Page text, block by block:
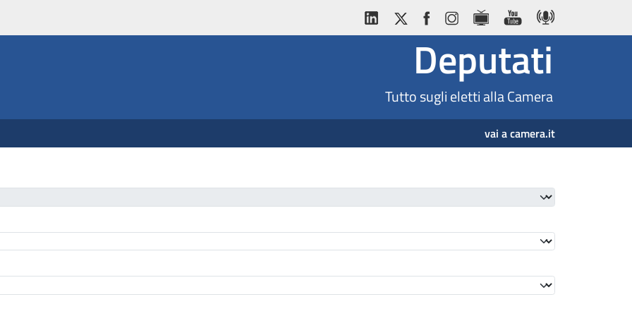
Deputati
Tutto sugli eletti alla Camera
vai a camera.it